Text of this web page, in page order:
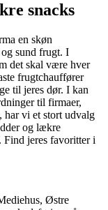
snacks
en skøn
sund frugt. I
det skal være hver
frugtchauffører
til jeres dør. I kan
til firmaer,
har vi et stort udvalg
og lækre
Find jeres favoritter i
Østre